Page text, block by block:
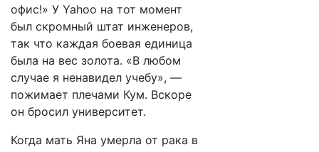
офис!» У Yahoo на тот момент
был скромный штат инженеров,
так что каждая боевая единица
была на вес золота. «В любом
случае я ненавидел учебу», —
пожимает плечами Кум. Вскоре
он бросил университет.
Когда мать Яна умерла от рака в